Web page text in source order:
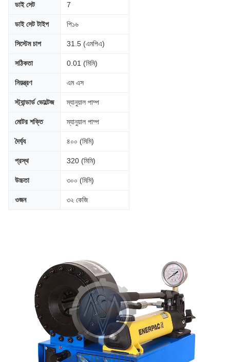
ডাই সেট 7
ডাই সেট টাইপ পি১৬
সিস্টেম চাপ 31.5 (এমপিএ)
সঠিকতা 0.01 (মিমি)
নিয়ন্ত্রণ এম এস
স্ট্যান্ডার্ড ভোল্টেজ ম্যানুয়াল পাম্প
মোটর শক্তি ম্যানুয়াল পাম্প
দৈর্ঘ্য ৪০০ (মিমি)
প্রস্থ 320 (মিমি)
উচ্চতা ৩০০ (মিমি)
ওজন ৩২ কেজি